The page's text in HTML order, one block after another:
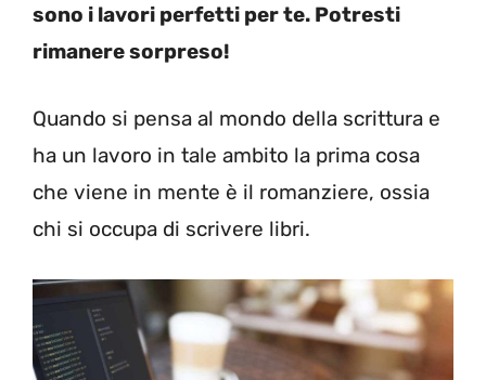
sono i lavori perfetti per te. Potresti
rimanere sorpreso!
Quando si pensa al mondo della scrittura e
ha un lavoro in tale ambito la prima cosa
che viene in mente è il romanziere, ossia
chi si occupa di scrivere libri.